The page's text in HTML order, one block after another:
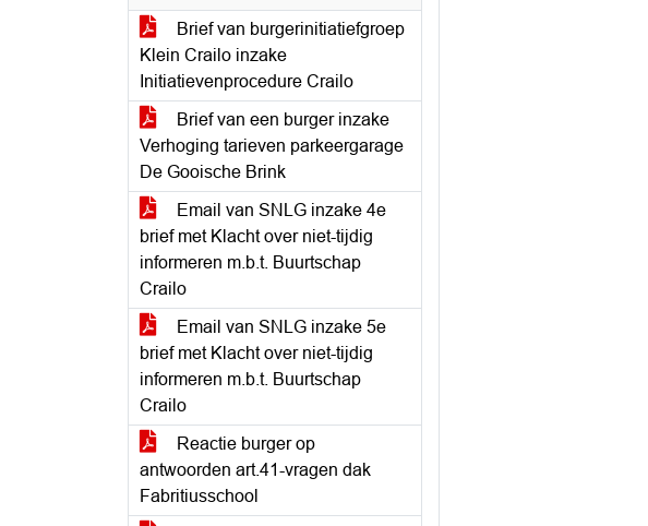
Brief van burgerinitiatiefgroep
Klein Crailo inzake
Initiatievenprocedure Crailo
Brief van een burger inzake
Verhoging tarieven parkeergarage
De Gooische Brink
Email van SNLG inzake 4e
brief met Klacht over niet-tijdig
informeren m.b.t. Buurtschap
Crailo
Email van SNLG inzake 5e
brief met Klacht over niet-tijdig
informeren m.b.t. Buurtschap
Crailo
Reactie burger op
antwoorden art.41-vragen dak
Fabritiusschool